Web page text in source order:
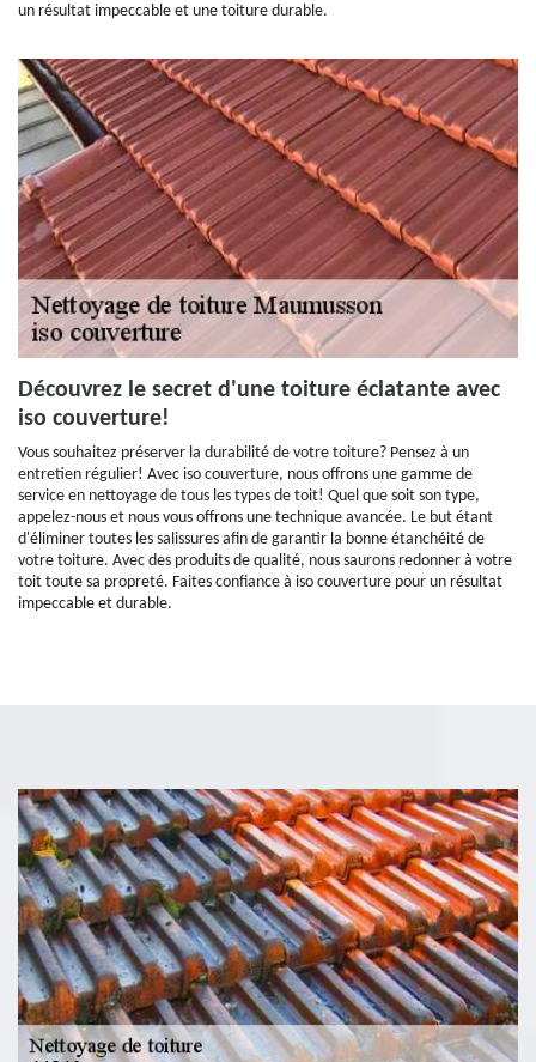
un résultat impeccable et une toiture durable.
Découvrez le secret d'une toiture éclatante avec
iso couverture!
Vous souhaitez préserver la durabilité de votre toiture? Pensez à un
entretien régulier! Avec iso couverture, nous offrons une gamme de
service en nettoyage de tous les types de toit! Quel que soit son type,
appelez-nous et nous vous offrons une technique avancée. Le but étant
d'éliminer toutes les salissures afin de garantir la bonne étanchéité de
votre toiture. Avec des produits de qualité, nous saurons redonner à votre
toit toute sa propreté. Faites confiance à iso couverture pour un résultat
impeccable et durable.